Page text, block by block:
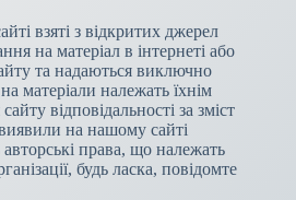
взяті з відкритих джерел
на матеріал в інтернеті або
та надаються виключно
матеріали належать їхнім
відповідальності за зміст
на нашому сайті
права, що належать
будь ласка, повідомте